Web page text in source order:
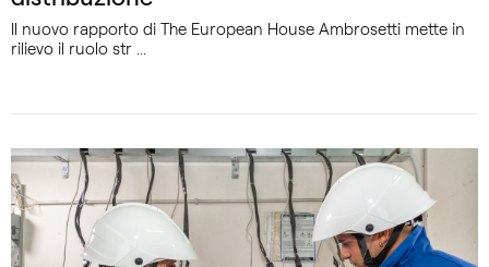
Il nuovo rapporto di The European House Ambrosetti mette in
rilievo il ruolo str ...